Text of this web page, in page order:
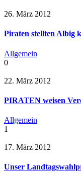
26. März 2012
Piraten stellten Albig
Allgemein
0
22. März 2012
PIRATEN weisen
Allgemein
1
17. März 2012
Unser